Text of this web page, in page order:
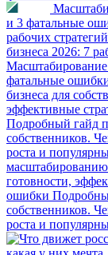
и 3 фатальные
рабочих
бизнеса 2026: 7
Масштабирование
фатальные
бизнеса для
эффективные
Подробный гайд
собственников.
роста и
масштабированию
готовности,
ошибки
собственников.
роста и